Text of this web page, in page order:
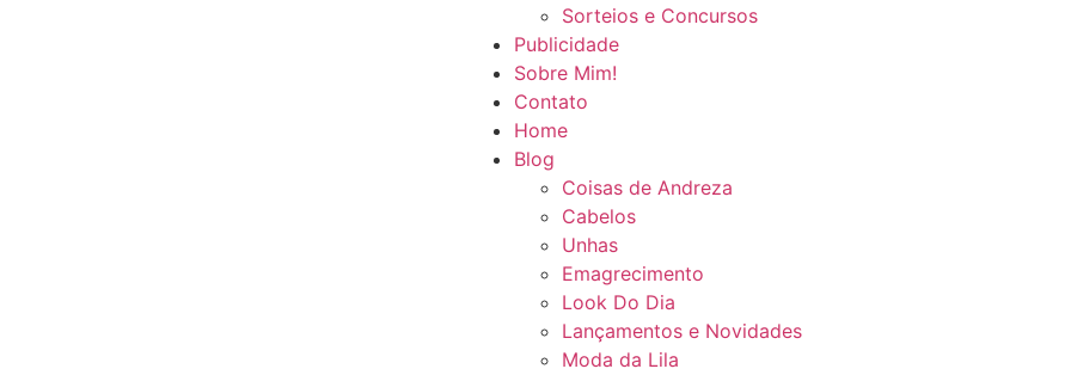
Sorteios e Concursos
Publicidade
Sobre Mim!
Contato
Home
Blog
Coisas de Andreza
Cabelos
Unhas
Emagrecimento
Look Do Dia
Lançamentos e Novidades
Moda da Lila